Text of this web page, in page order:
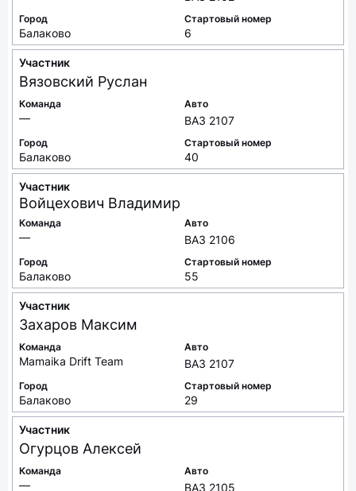
Город
Балаково
Стартовый номер
6
Участник
Вязовский Руслан
Команда
—
Авто
ВАЗ 2107
Город
Балаково
Стартовый номер
40
Участник
Войцехович Владимир
Команда
—
Авто
ВАЗ 2106
Город
Балаково
Стартовый номер
55
Участник
Захаров Максим
Команда
Mamaika Drift Team
Авто
ВАЗ 2107
Город
Балаково
Стартовый номер
29
Участник
Огурцов Алексей
Команда
—
Авто
ВАЗ 2105